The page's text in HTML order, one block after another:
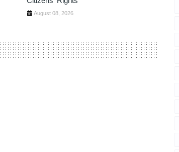
August 08, 2026